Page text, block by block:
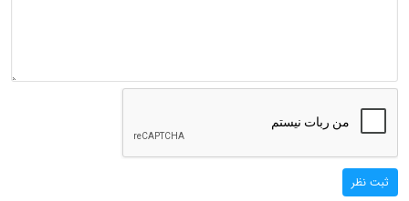
ثبت نظر